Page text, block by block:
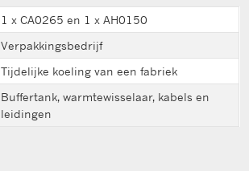
1 x CA0265 en 1 x AH0150
Verpakkingsbedrijf
Tijdelijke koeling van een fabriek
Buffertank, warmtewisselaar, kabels en
leidingen